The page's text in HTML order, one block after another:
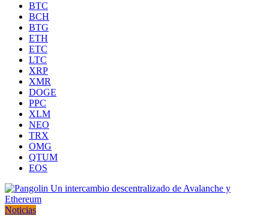
BTC
BCH
BTG
ETH
ETC
LTC
XRP
XMR
DOGE
PPC
XLM
NEO
TRX
OMG
QTUM
EOS
Noticias